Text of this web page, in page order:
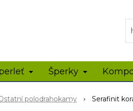
Šperky
polodrahokamy Serafinit